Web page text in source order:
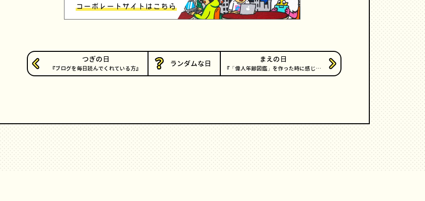
つぎの日
ブログを毎日読んでくれている方
ランダムな日 まえの日
「偉人年齢図鑑」を作った時に感じ…